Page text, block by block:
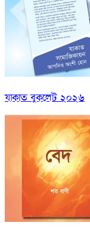
যাকাত বুকলেট ২০২৬